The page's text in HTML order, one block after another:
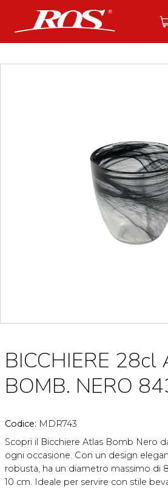
BICCHIERE 28cl
BOMB. NERO
Codice: MDR743
Scopri il Bicchiere Atlas Bomb Nero
ogni occasione. Con un design
robusta, ha un diametro massimo di
10 cm. Ideale per servire con stile